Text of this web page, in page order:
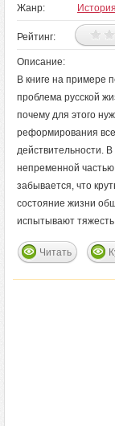
Жанр: История
Рейтинг:
Описание:
В книге на примере
проблема русской
почему для этого
реформирования
действительности.
непременной частью
забывается, что
состояние жизни
испытывают
Читать